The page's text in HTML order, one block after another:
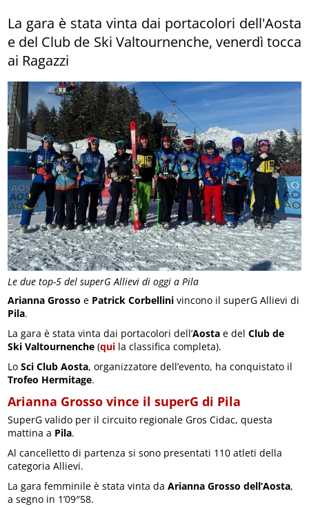
Le due top-5 del superG Allievi di oggi a Pila
La gara è stata vinta dai portacolori dell'Aosta
e del Club de Ski Valtournenche, venerdì tocca
ai Ragazzi
Arianna Grosso e Patrick Corbellini vincono il superG Allievi di
Pila.
La gara è stata vinta dai portacolori dell’Aosta e delClub de
Ski Valtournenche(qui la classifica completa).
LoSci Club Aosta, organizzatore dell’evento, ha conquistato il
Trofeo Hermitage.
Arianna Grosso vince il superG di Pila
SuperG valido per il circuito regionale Gros Cidac, questa
mattina a Pila.
Al cancelletto di partenza si sono presentati 110 atleti della
categoria Allievi.
La gara femminile è stata vinta daArianna Grosso dell’Aosta,
a segno in 1’09″58.